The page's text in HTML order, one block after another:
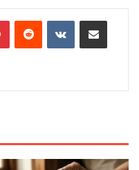
ar
PinterestReddit VKontakteShare via Email